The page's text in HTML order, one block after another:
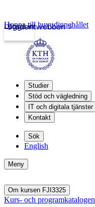
Studentwebben
Logga in
Hoppa till huvudinnehållet
Studier
Stöd och vägledning
IT och digitala tjänster
Kontakt
Sök
English
Meny
Om kursen FJI3325
Kurs- och programkatalogen